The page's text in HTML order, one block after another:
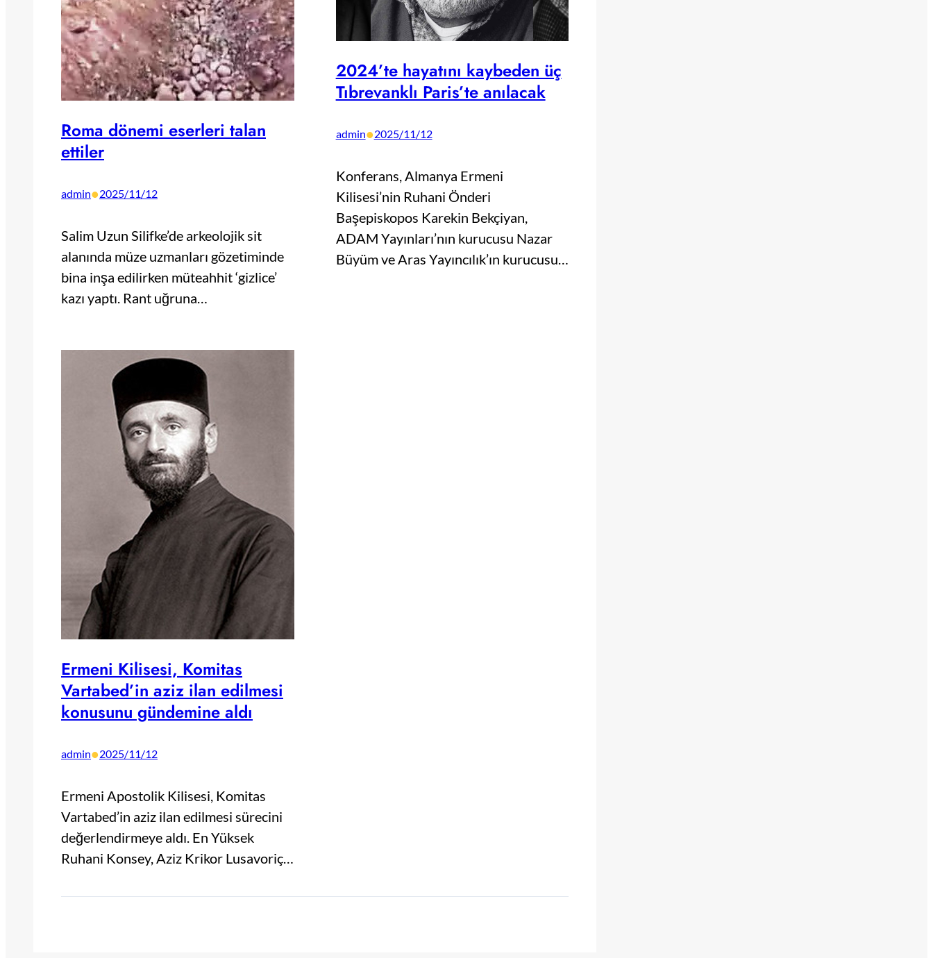
Roma dönemi eserleri talan
ettiler
admin•2025/11/12
Salim Uzun Silifke’de arkeolojik sit
alanında müze uzmanları gözetiminde
bina inşa edilirken müteahhit ‘gizlice’
kazı yaptı. Rant uğruna…
2024’te hayatını kaybeden üç
Tıbrevanklı Paris’te anılacak
admin•2025/11/12
Konferans, Almanya Ermeni
Kilisesi’nin Ruhani Önderi
Başepiskopos Karekin Bekçiyan,
ADAM Yayınları’nın kurucusu Nazar
Büyüm ve Aras Yayıncılık’ın kurucusu…
Ermeni Kilisesi, Komitas
Vartabed’in aziz ilan edilmesi
konusunu gündemine aldı
admin•2025/11/12
Ermeni Apostolik Kilisesi, Komitas
Vartabed’in aziz ilan edilmesi sürecini
değerlendirmeye aldı. En Yüksek
Ruhani Konsey, Aziz Krikor Lusavoriç…